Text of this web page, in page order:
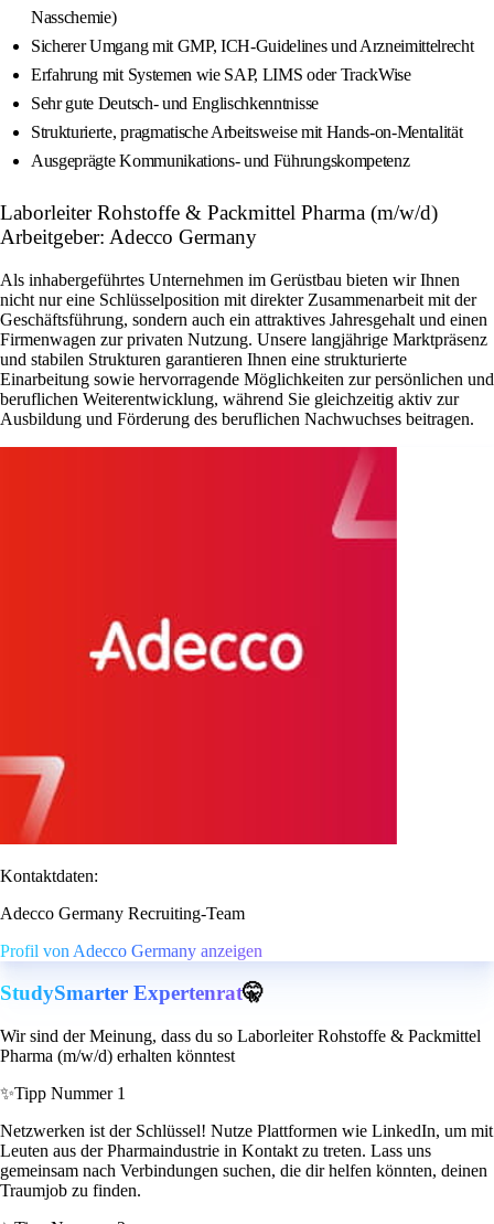
Nasschemie)
Sicherer Umgang mit GMP, ICH-Guidelines und Arzneimittelrecht
Erfahrung mit Systemen wie SAP, LIMS oder TrackWise
Sehr gute Deutsch- und Englischkenntnisse
Strukturierte, pragmatische Arbeitsweise mit Hands-on-Mentalität
Ausgeprägte Kommunikations- und Führungskompetenz
Laborleiter Rohstoffe & Packmittel Pharma (m/w/d)
Arbeitgeber: Adecco Germany
Als inhabergeführtes Unternehmen im Gerüstbau bieten wir Ihnen
nicht nur eine Schlüsselposition mit direkter Zusammenarbeit mit der
Geschäftsführung, sondern auch ein attraktives Jahresgehalt und einen
Firmenwagen zur privaten Nutzung. Unsere langjährige Marktpräsenz
und stabilen Strukturen garantieren Ihnen eine strukturierte
Einarbeitung sowie hervorragende Möglichkeiten zur persönlichen und
beruflichen Weiterentwicklung, während Sie gleichzeitig aktiv zur
Ausbildung und Förderung des beruflichen Nachwuchses beitragen.
Kontaktdaten:
Adecco Germany Recruiting-Team
Profil von Adecco Germany anzeigen
StudySmarter Expertenrat🤫
Wir sind der Meinung, dass du so Laborleiter Rohstoffe & Packmittel
Pharma (m/w/d) erhalten könntest
✨Tipp Nummer 1
Netzwerken ist der Schlüssel! Nutze Plattformen wie LinkedIn, um mit
Leuten aus der Pharmaindustrie in Kontakt zu treten. Lass uns
gemeinsam nach Verbindungen suchen, die dir helfen könnten, deinen
Traumjob zu finden.